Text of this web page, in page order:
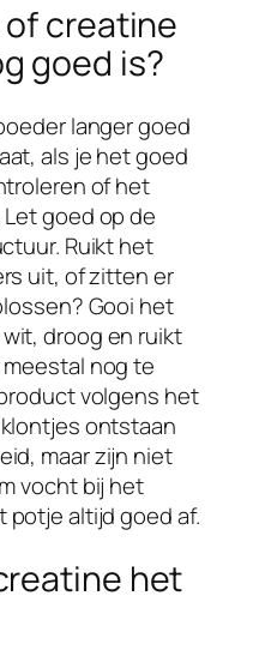
of creatine
goed is?
langer goed
als je het goed
of het
goed op de
Ruikt het
uit, of zitten er
Gooi het
droog en ruikt
nog te
volgens het
ontstaan
maar zijn niet
vocht bij het
altijd goed af.
het